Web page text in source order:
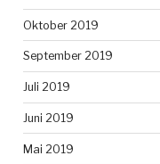
Oktober 2019
September 2019
Juli 2019
Juni 2019
Mai 2019